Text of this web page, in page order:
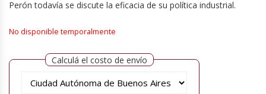
Perón todavía se discute la eficacia de su política industrial.
No disponible temporalmente
Calculá el costo de envío